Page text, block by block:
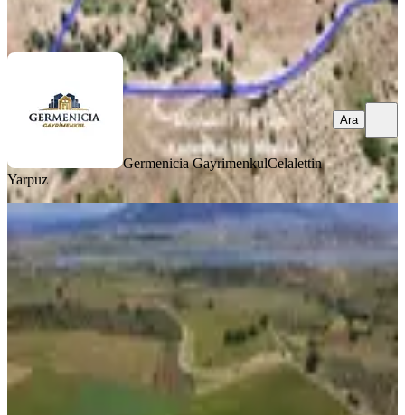
Ara
Germenicia GayrimenkulCelalettin
Yarpuz
Ara
%
Amazon' Dan Kurtlar' Da Baraj
Manzaralı Satılık Fırsat Tarla!!!
Onikişubat, Kurtlar Mahallesi
2040 m²· 1.152/m² 03.06.2026
2.450.000 ₺